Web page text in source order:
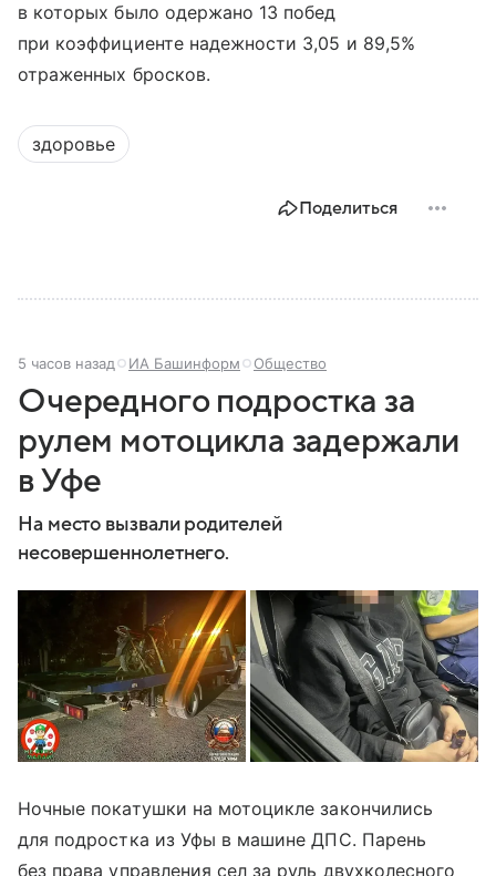
в которых было одержано 13 побед
при коэффициенте надежности 3,05 и 89,5%
отраженных бросков.
здоровье
Поделиться
5 часов назад ИА Башинформ Общество
Очередного подростка за
рулем мотоцикла задержали
в Уфе
На место вызвали родителей
несовершеннолетнего.
Ночные покатушки на мотоцикле закончились
для подростка из Уфы в машине ДПС. Парень
без права управления сел за руль двухколесного